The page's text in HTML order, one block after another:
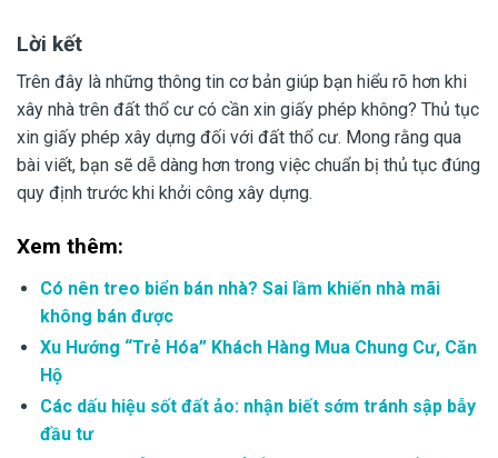
Lời kết
Trên đây là những thông tin cơ bản giúp bạn hiểu rõ hơn khi
xây nhà trên đất thổ cư có cần xin giấy phép không? Thủ tục
xin giấy phép xây dựng đối với đất thổ cư. Mong rằng qua
bài viết, bạn sẽ dễ dàng hơn trong việc chuẩn bị thủ tục đúng
quy định trước khi khởi công xây dựng.
Xem thêm:
Có nên treo biển bán nhà? Sai lầm khiến nhà mãi
không bán được
Xu Hướng “Trẻ Hóa” Khách Hàng Mua Chung Cư, Căn
Hộ
Các dấu hiệu sốt đất ảo: nhận biết sớm tránh sập bẫy
đầu tư